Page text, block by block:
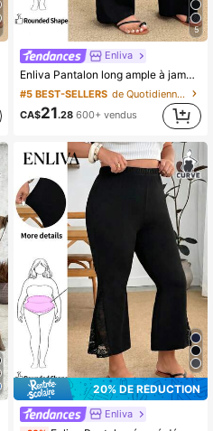
5
Enliva
Enliva Pantalon long ample à jambes larges pour femmes grandes tailles, couleur unie, taille large, style décontracté
#5 BEST-SELLERS
de Quotidiennement Pantalon grande taille
CA$21.28 600+ vendus
20% DE RÉDUCTION
Enliva